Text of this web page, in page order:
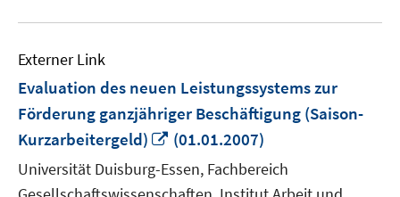
Externer Link
Evaluation des neuen Leistungssystems zur
Förderung ganzjähriger Beschäftigung (Saison-
Kurzarbeitergeld)
In
Fenster
(01.01.2007)
Universität Duisburg-Essen, Fachbereich